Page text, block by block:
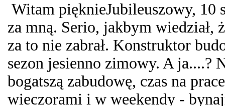
Witam pięknieJubileuszowy, 10
za mną. Serio, jakbym wiedział,
za to nie zabrał. Konstruktor
sezon jesienno zimowy. A ja....?
bogatszą zabudowę, czas na
wieczorami i w weekendy -